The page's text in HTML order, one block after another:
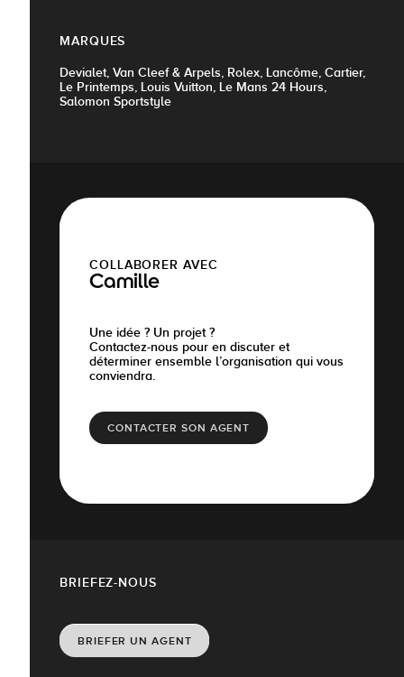
MARQUES
Devialet, Van Cleef & Arpels, Rolex, Lancôme, Cartier,
Le Printemps, Louis Vuitton, Le Mans 24 Hours,
Salomon Sportstyle
COLLABORER AVEC
Camille
Une idée ? Un projet ?
Contactez-nous pour en discuter et
déterminer ensemble l’organisation qui vous
conviendra.
CONTACTER SON AGENT
BRIEFEZ-NOUS
BRIEFER UN AGENT